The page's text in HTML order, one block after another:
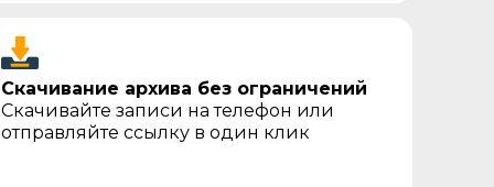
Скачивание архива без ограничений
Скачивайте записи на телефон или
отправляйте ссылку в один клик